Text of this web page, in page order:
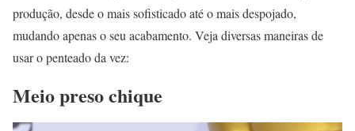
produção, desde o mais sofisticado até o mais despojado,
mudando apenas o seu acabamento. Veja diversas maneiras de
usar o penteado da vez:
Meio preso chique